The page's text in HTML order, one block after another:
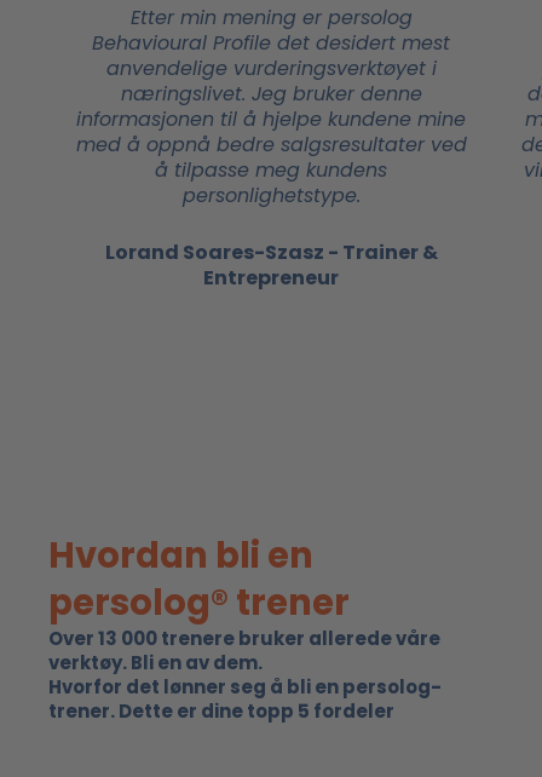
Etter min mening er persolog
Behavioural Profile det desidert mest
anvendelige vurderingsverktøyet i
næringslivet. Jeg bruker denne
informasjonen til å hjelpe kundene mine
med å oppnå bedre salgsresultater ved
å tilpasse meg kundens
personlighetstype.
Lorand Soares-Szasz - Trainer &
Entrepreneur
Hvordan bli en
persolog® trener
Over 13 000 trenere bruker allerede våre
verktøy. Bli en av dem.
Hvorfor det lønner seg å bli en persolog-
trener. Dette er dine topp 5 fordeler